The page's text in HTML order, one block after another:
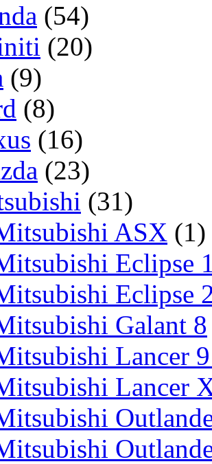
(54)
(20)
(9)
(8)
(16)
(23)
(31)
ASX (1)
Eclipse
Eclipse
Galant 8
Lancer
Lancer